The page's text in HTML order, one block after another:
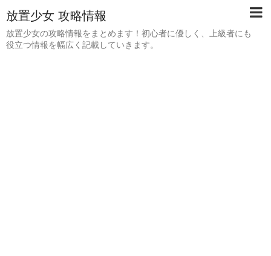
放置少女 攻略情報
放置少女の攻略情報をまとめます！初心者に優しく、上級者にも
役立つ情報を幅広く記載していきます。